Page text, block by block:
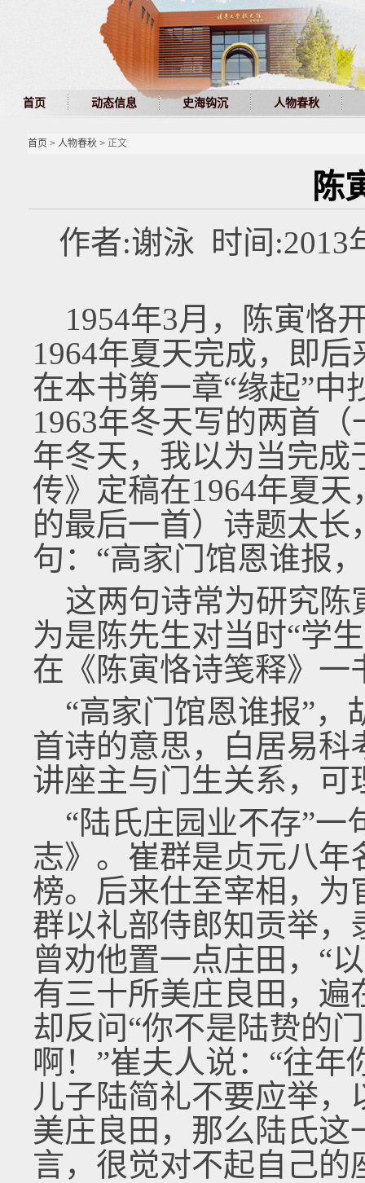
首页 动态信息 史海钩沉 人物春秋
首页 > 人物春秋 > 正文
陈
作者:谢泳 时间:2013
1954年3月，陈寅恪
1964年夏天完成，即
在本书第一章“缘起”
1963年冬天写的两首
年冬天，我以为当完成
传》定稿在1964年夏
的最后一首）诗题太
句：“高家门馆恩谁报
这两句诗常为研究陈
为是陈先生对当时“学
在《陈寅恪诗笺释》一
“高家门馆恩谁报”，
首诗的意思，白居易
讲座主与门生关系，可
“陆氏庄园业不存”一
志》。崔群是贞元八
榜。后来仕至宰相，为
群以礼部侍郎知贡举，
曾劝他置一点庄田，“
有三十所美庄良田，遍
却反问“你不是陆贽的
啊！”崔夫人说：“往
儿子陆简礼不要应举
美庄良田，那么陆氏这
言，很觉对不起自己的